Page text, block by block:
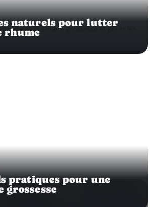
naturels pour lutter
rhume
pratiques pour une
grossesse